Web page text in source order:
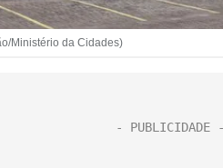
Ministério da Cidades)